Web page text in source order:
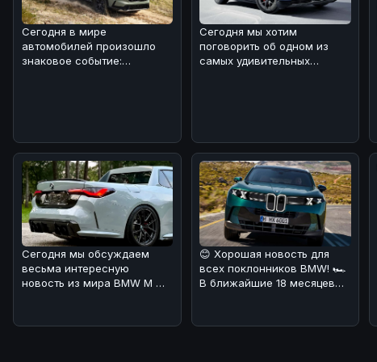
Сегодня в мире
автомобилей произошло
знаковое событие:
Сегодня мы хотим
поговорить об одном из
самых удивительных
Сегодня мы обсуждаем
весьма интересную
новость из мира BMW M 🔥.
😊 Хорошая новость для
всех поклонников BMW! 🏎
В ближайшие 18 месяцев